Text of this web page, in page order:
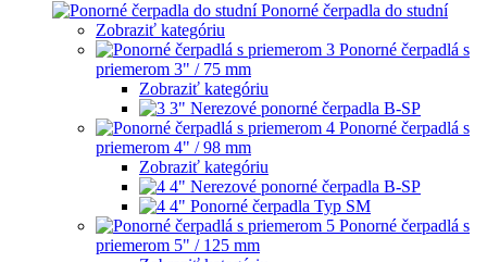
Ponorné čerpadla do studní
Zobraziť kategóriu
Ponorné čerpadlá s
priemerom 3" / 75 mm
Zobraziť kategóriu
3" Nerezové ponorné čerpadla B-SP
Ponorné čerpadlá s
priemerom 4" / 98 mm
Zobraziť kategóriu
4" Nerezové ponorné čerpadla B-SP
4" Ponorné čerpadla Typ SM
Ponorné čerpadlá s
priemerom 5" / 125 mm